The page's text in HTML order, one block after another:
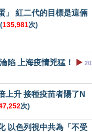
」 紅二代的目標是這倆
(135,981次)
陷 上海疫情兇猛！ ▶️
上升 接種疫苗者陽了N
次)
以色列視中共為「不受